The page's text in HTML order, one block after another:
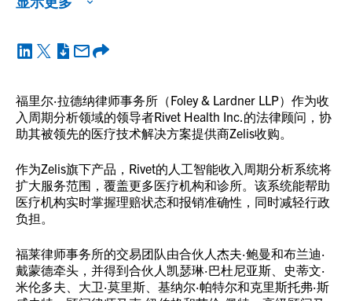
福里尔·拉德纳律师事务所（Foley & Lardner LLP）作为收
入周期分析领域的领导者Rivet Health Inc.的法律顾问，协
助其被领先的医疗技术解决方案提供商Zelis收购。
作为Zelis旗下产品，Rivet的人工智能收入周期分析系统将
扩大服务范围，覆盖更多医疗机构和诊所。该系统能帮助
医疗机构实时掌握理赔状态和报销准确性，同时减轻行政
负担。
福莱律师事务所的交易团队由合伙人杰夫·鲍曼和布兰迪·
戴蒙德牵头，并得到合伙人凯瑟琳·巴杜尼亚斯、史蒂文·
米伦多夫、大卫·莫里斯、基纳尔·帕特尔和克里斯托弗·斯